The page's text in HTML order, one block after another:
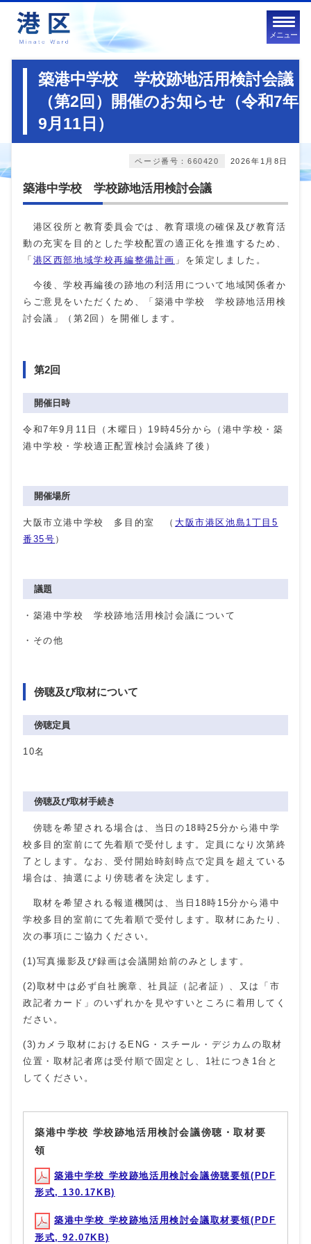
メニュー
築港中学校 学校跡地活用検討会議
（第2回）開催のお知らせ（令和7年
9月11日）
2026年1月8日
ページ番号：660420
築港中学校 学校跡地活用検討会議
港区役所と教育委員会では、教育環境の確保及び教育活
動の充実を目的とした学校配置の適正化を推進するため、
「 港区西部地域学校再編整備計画 」を策定しました。
今後、学校再編後の跡地の利活用について地域関係者か
らご意見をいただくため、「築港中学校 学校跡地活用検
討会議」（第2回）を開催します。
第2回
開催日時
令和7年9月11日（木曜日）19時45分から（港中学校・築
港中学校・学校適正配置検討会議終了後）
開催場所
大阪市立港中学校 多目的室 （ 大阪市港区池島1丁目5
番35号 ）
議題
・築港中学校 学校跡地活用検討会議について
・その他
傍聴及び取材について
傍聴定員
10名
傍聴及び取材手続き
傍聴を希望される場合は、当日の18時25分から港中学
校多目的室前にて先着順で受付します。定員になり次第終
了とします。なお、受付開始時刻時点で定員を超えている
場合は、抽選により傍聴者を決定します。
取材を希望される報道機関は、当日18時15分から港中
学校多目的室前にて先着順で受付します。取材にあたり、
次の事項にご協力ください。
(1)写真撮影及び録画は会議開始前のみとします。
(2)取材中は必ず自社腕章、社員証（記者証）、又は「市
政記者カード」のいずれかを見やすいところに着用してく
ださい。
(3)カメラ取材におけるENG・スチール・デジカムの取材
位置・取材記者席は受付順で固定とし、1社につき1台と
してください。
築港中学校 学校跡地活用検討会議傍聴・取材要
領
築港中学校 学校跡地活用検討会議傍聴要領(PDF
形式, 130.17KB)
築港中学校 学校跡地活用検討会議取材要領(PDF
形式, 92.07KB)